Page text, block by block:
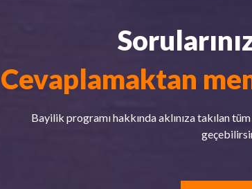
Cevaplamaktan
Bayilik programı hakkında aklınıza takılan